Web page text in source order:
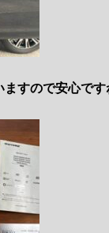
すので安心です